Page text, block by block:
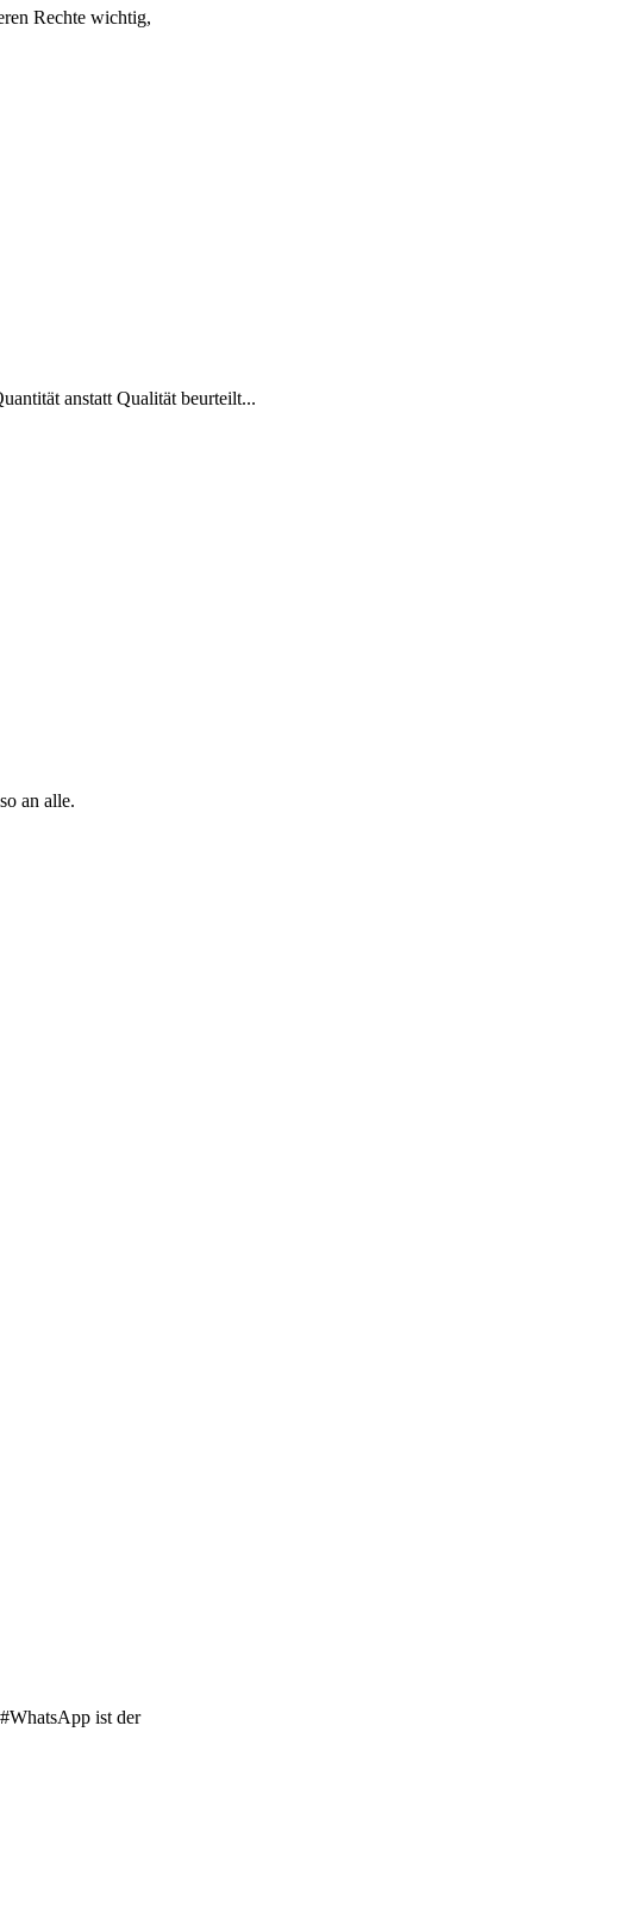
Rechte wichtig,
anstatt Qualität beurteilt...
an alle.
ist der